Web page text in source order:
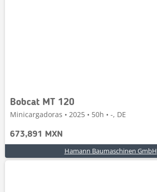
Bobcat MT 120
Minicargadoras • 2025 • 50h • -, DE
673,891 MXN
Hamann Baumaschinen GmbH